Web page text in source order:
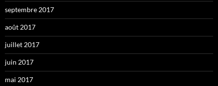
septembre 2017
août 2017
juillet 2017
juin 2017
mai 2017